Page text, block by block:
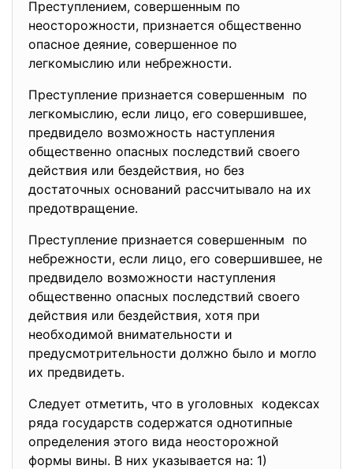
Преступлением, совершенным по
неосторожности, признается общественно
опасное деяние, совершенное по
легкомыслию или небрежности.
Преступление признается совершенным по
легкомыслию, если лицо, его совершившее,
предвидело возможность наступления
общественно опасных последствий своего
действия или бездействия, но без
достаточных оснований рассчитывало на их
предотвращение.
Преступление признается совершенным по
небрежности, если лицо, его совершившее, не
предвидело возможности наступления
общественно опасных последствий своего
действия или бездействия, хотя при
необходимой внимательности и
предусмотрительности должно было и могло
их предвидеть.
Следует отметить, что в уголовных кодексах
ряда государств содержатся однотипные
определения этого вида неосторожной
формы вины. В них указывается на: 1)